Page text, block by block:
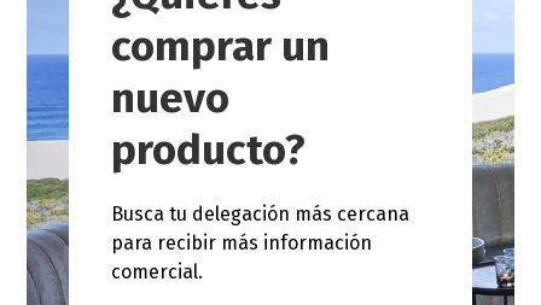
comprar un
nuevo
producto?
Busca tu delegación más cercana
para recibir más información
comercial.